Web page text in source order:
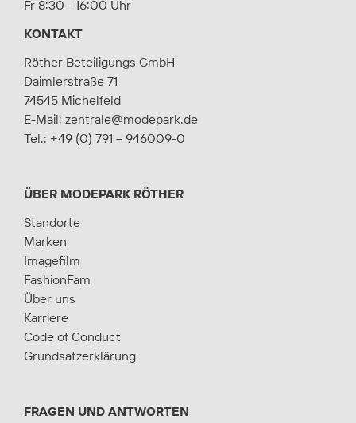
Fr 8:30 - 16:00 Uhr
KONTAKT
Röther Beteiligungs GmbH
Daimlerstraße 71
74545 Michelfeld
E-Mail: zentrale@modepark.de
Tel.: +49 (0) 791 – 946009-0
ÜBER MODEPARK RÖTHER
Standorte
Marken
Imagefilm
FashionFam
Über uns
Karriere
Code of Conduct
Grundsatzerklärung
FRAGEN UND ANTWORTEN